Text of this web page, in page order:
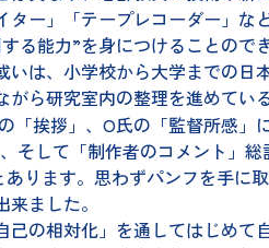
ー」「テープレコーダー」
る能力”を身につけることの
は、小学校から大学までの
ら研究室内の整理を進めて
挨拶」、O氏の「監督所感
して「制作者のコメント」
ります。思わずパンフを手
ました。
の相対化」を通してはじめ